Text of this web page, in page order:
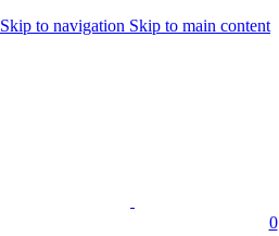
Skip to navigation Skip to main content
0